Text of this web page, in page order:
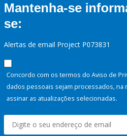
Mantenha-se
se:
Alertas de email Project P073831
Concordo com os termos do Aviso de
dados pessoais sejam processados, na
assinar as atualizações selecionadas.